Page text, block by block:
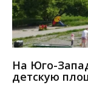
На Юго-
детскую